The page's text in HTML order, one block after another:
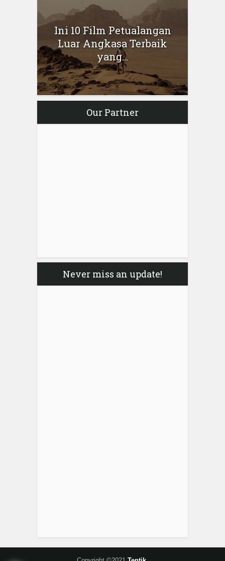
Ini 10 Film Petualangan
Luar Angkasa Terbaik
yang...
Our Partner
Never miss an update!